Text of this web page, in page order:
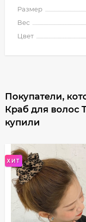
Размер
Вес
Цвет
Покупатели,
Краб для волос
купили
ХИТ